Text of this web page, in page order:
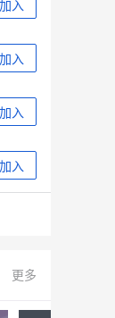
加入
加入
加入
加入
更多